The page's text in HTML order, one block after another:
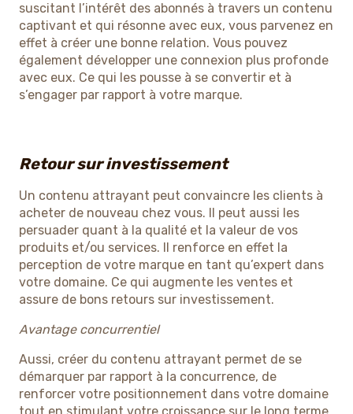
suscitant l’intérêt des abonnés à travers un contenu
captivant et qui résonne avec eux, vous parvenez en
effet à créer une bonne relation. Vous pouvez
également développer une connexion plus profonde
avec eux. Ce qui les pousse à se convertir et à
s’engager par rapport à votre marque.
Retour sur investissement
Un contenu attrayant peut convaincre les clients à
acheter de nouveau chez vous. Il peut aussi les
persuader quant à la qualité et la valeur de vos
produits et/ou services. Il renforce en effet la
perception de votre marque en tant qu’expert dans
votre domaine. Ce qui augmente les ventes et
assure de bons retours sur investissement.
Avantage concurrentiel
Aussi, créer du contenu attrayant permet de se
démarquer par rapport à la concurrence, de
renforcer votre positionnement dans votre domaine